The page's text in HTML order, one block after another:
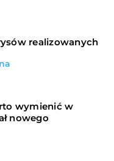
realizowanych
wymienić w
nowego